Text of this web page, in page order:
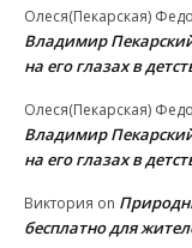
Олеся(Пекарская)
Владимир
на его глазах в
Олеся(Пекарская)
Владимир
на его глазах в
Виктория on
бесплатно для